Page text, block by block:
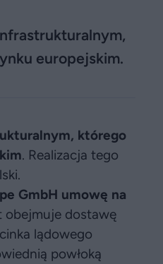
europejskim.
którego
. Realizacja tego
GmbH umowę na
obejmuje dostawę
lądowego
powłoką